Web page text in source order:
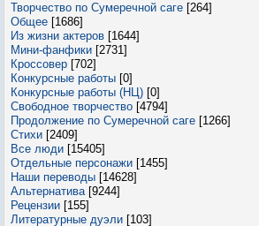
Творчество по Сумеречной саге [264]
Общее [1686]
Из жизни актеров [1644]
Мини-фанфики [2731]
Кроссовер [702]
Конкурсные работы [0]
Конкурсные работы (НЦ) [0]
Свободное творчество [4794]
Продолжение по Сумеречной саге [1266]
Стихи [2409]
Все люди [15405]
Отдельные персонажи [1455]
Наши переводы [14628]
Альтернатива [9244]
Рецензии [155]
Литературные дуэли [103]